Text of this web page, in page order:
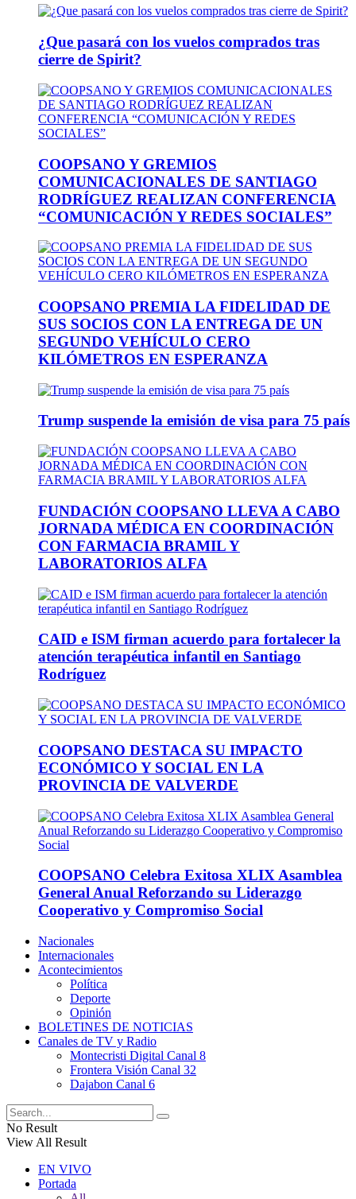
¿Que pasará con los vuelos comprados tras
cierre de Spirit?
COOPSANO Y GREMIOS
COMUNICACIONALES DE SANTIAGO
RODRÍGUEZ REALIZAN CONFERENCIA
“COMUNICACIÓN Y REDES SOCIALES”
COOPSANO PREMIA LA FIDELIDAD DE
SUS SOCIOS CON LA ENTREGA DE UN
SEGUNDO VEHÍCULO CERO
KILÓMETROS EN ESPERANZA
Trump suspende la emisión de visa para 75 país
FUNDACIÓN COOPSANO LLEVA A CABO
JORNADA MÉDICA EN COORDINACIÓN
CON FARMACIA BRAMIL Y
LABORATORIOS ALFA
CAID e ISM firman acuerdo para fortalecer la
atención terapéutica infantil en Santiago
Rodríguez
COOPSANO DESTACA SU IMPACTO
ECONÓMICO Y SOCIAL EN LA
PROVINCIA DE VALVERDE
COOPSANO Celebra Exitosa XLIX Asamblea
General Anual Reforzando su Liderazgo
Cooperativo y Compromiso Social
Nacionales
Internacionales
Acontecimientos
Política
Deporte
Opinión
BOLETINES DE NOTICIAS
Canales de TV y Radio
Montecristi Digital Canal 8
Frontera Visión Canal 32
Dajabon Canal 6
No Result
View All Result
EN VIVO
Portada